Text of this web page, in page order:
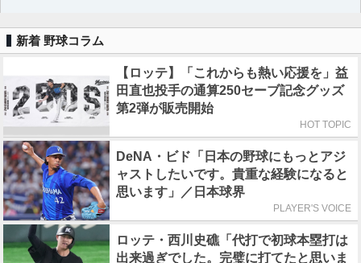
新着 野球コラム
【ロッテ】「これからも熱い応援を」益
田直也投手の通算250セーブ記念グッズ
第2弾が販売開始
HOT TOPIC
DeNA・ビド「日本の野球にもっとアジ
ャストしたいです。貴重な経験になると
思います」／日本球界
PLAYER'S VOICE
ロッテ・西川史礁「代打で初球本塁打は
出来過ぎでした。完璧に打てたと思いま